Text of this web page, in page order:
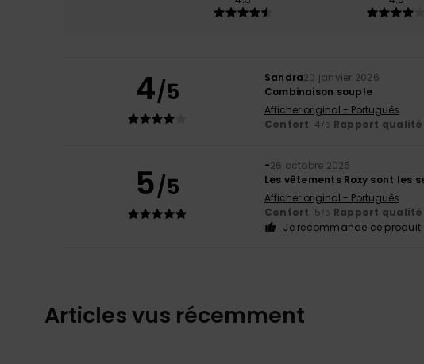
4/5 Sandra20 janvier 2026
Combinaison souple
Afficher original - Português
Confort: 4/5 Rapport
5/5
-26 octobre 2025
Les vêtements Roxy sont
Afficher original - Português
Confort: 5/5 Rapport
Je recommande ce produit
Articles vus récemment